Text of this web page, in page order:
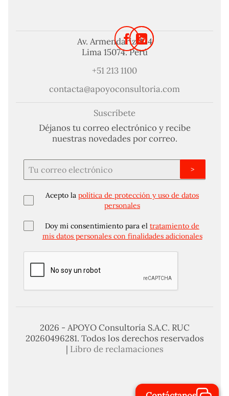
Av. Armendariz 424
Lima 15074. Perú
+51 213 1100
contacta@apoyoconsultoria.com
Suscríbete
Déjanos tu correo electrónico y recibe
nuestras novedades por correo.
Acepto la política de protección y uso de datos
personales
Doy mi consentimiento para el tratamiento de
mis datos personales con finalidades adicionales
>
2026 - APOYO Consultoría S.A.C. RUC
20260496281. Todos los derechos reservados
| Libro de reclamaciones